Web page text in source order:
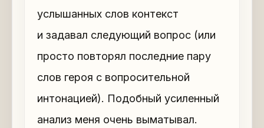
услышанных слов контекст
и задавал следующий вопрос (или
просто повторял последние пару
слов героя с вопросительной
интонацией). Подобный усиленный
анализ меня очень выматывал.